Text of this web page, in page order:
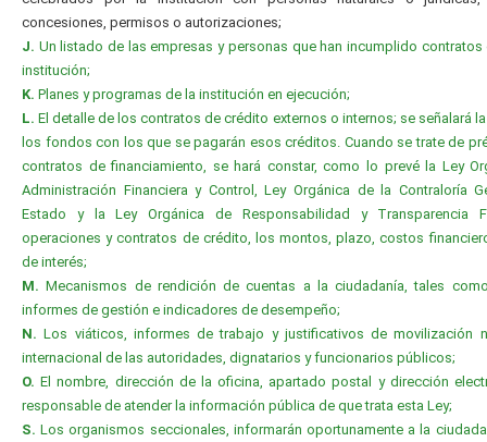
concesiones, permisos o autorizaciones;
J. Un listado de las empresas y personas que han incumplido contratos
institución;
K. Planes y programas de la institución en ejecución;
L. El detalle de los contratos de crédito externos o internos; se señalará
los fondos con los que se pagarán esos créditos. Cuando se trate de
contratos de financiamiento, se hará constar, como lo prevé la Ley
Administración Financiera y Control, Ley Orgánica de la Contraloría
Estado y la Ley Orgánica de Responsabilidad y Transparencia
operaciones y contratos de crédito, los montos, plazo, costos
de interés;
M. Mecanismos de rendición de cuentas a la ciudadanía, tales
informes de gestión e indicadores de desempeño;
N. Los viáticos, informes de trabajo y justificativos de movilización
internacional de las autoridades, dignatarios y funcionarios públicos;
O. El nombre, dirección de la oficina, apartado postal y dirección
responsable de atender la información pública de que trata esta Ley;
S. Los organismos seccionales, informarán oportunamente a la